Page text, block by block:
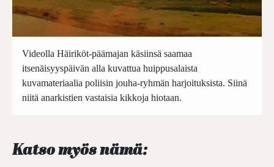
Videolla Häiriköt-päämajan käsiinsä saamaa
itsenäisyyspäivän alla kuvattua huippusalaista
kuvamateriaalia poliisin jouha-ryhmän harjoituksista. Siinä
niitä anarkistien vastaisia kikkoja hiotaan.
Katso myös nämä: